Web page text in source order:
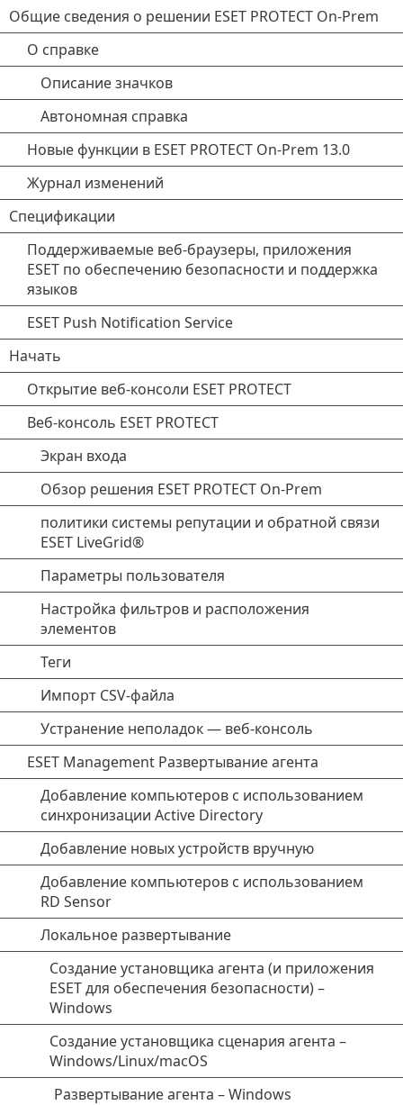
Общие сведения о решении ESET PROTECT On-Prem
О справке
Описание значков
Автономная справка
Новые функции в ESET PROTECT On-Prem 13.0
Журнал изменений
Спецификации
Поддерживаемые веб-браузеры, приложения
ESET по обеспечению безопасности и поддержка
языков
ESET Push Notification Service
Начать
Открытие веб-консоли ESET PROTECT
Веб-консоль ESET PROTECT
Экран входа
Обзор решения ESET PROTECT On-Prem
политики системы репутации и обратной связи
ESET LiveGrid®
Параметры пользователя
Настройка фильтров и расположения
элементов
Теги
Импорт CSV-файла
Устранение неполадок — веб-консоль
ESET Management Развертывание агента
Добавление компьютеров с использованием
синхронизации Active Directory
Добавление новых устройств вручную
Добавление компьютеров с использованием
RD Sensor
Локальное развертывание
Создание установщика агента (и приложения
ESET для обеспечения безопасности) –
Windows
Создание установщика сценария агента –
Windows/Linux/macOS
Развертывание агента – Windows